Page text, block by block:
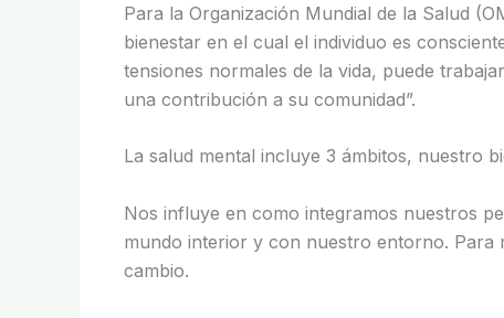
Para la Organización Mundial de la Salud
bienestar en el cual el individuo es
tensiones normales de la vida, puede
una contribución a su comunidad”.
La salud mental incluye 3 ámbitos, nuestro
Nos influye en como integramos nuestros
mundo interior y con nuestro entorno. Para
cambio.